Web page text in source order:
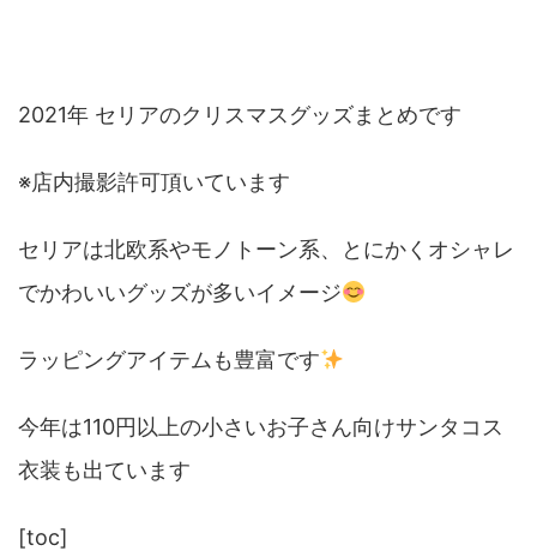
2021年 セリアのクリスマスグッズまとめです
※店内撮影許可頂いています
セリアは北欧系やモノトーン系、とにかくオシャレ
でかわいいグッズが多いイメージ
ラッピングアイテムも豊富です
今年は110円以上の小さいお子さん向けサンタコス
衣装も出ています
[toc]